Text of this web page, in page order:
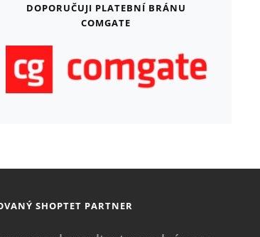
DOPORUČUJI PLATEBNÍ BRÁNU
COMGATE
SHOPTET PARTNER